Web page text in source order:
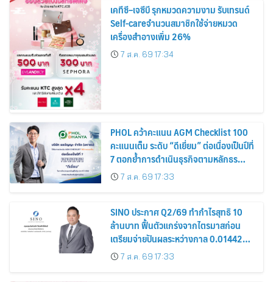
เคทีซี–เจซีบี รุกหมวดความงาม รับเทรนด์
Self-careจำนวนสมาชิกใช้จ่ายหมวด
เครื่องสำอางเพิ่ม 26%
7 ส.ค. 69 17:34
PHOL คว้าคะแนน AGM Checklist 100
คะแนนเต็ม ระดับ “ดีเยี่ยม” ต่อเนื่องเป็นปีที่
7 ตอกย้ำการดำเนินธุรกิจตามหลักธร
รมาภิบาล โปร่งใส สร้างความเชื่อมั่นผู้ถือ
หุ้น
7 ส.ค. 69 17:33
SINO ประกาศ Q2/69 ทำกำไรสุทธิ 10
ล้านบาท ฟื้นตัวแกร่งจากไตรมาสก่อน
เตรียมจ่ายปันผลระหว่างกาล 0.014423
บาทต่อหุ้น ครึ่งปีหลังมุ่งเติบโตต่อเนื่อง
7 ส.ค. 69 17:33